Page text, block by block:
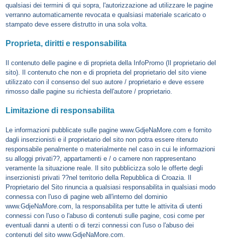
qualsiasi dei termini di qui sopra, l'autorizzazione ad utilizzare le pagine
verranno automaticamente revocata e qualsiasi materiale scaricato o
stampato deve essere distrutto in una sola volta.
Proprieta, diritti e responsabilita
Il contenuto delle pagine e di proprieta della InfoPromo (Il proprietario del
sito). Il contenuto che non e di proprieta del proprietario del sito viene
utilizzato con il consenso del suo autore / proprietario e deve essere
rimosso dalle pagine su richiesta dell'autore / proprietario.
Limitazione di responsabilita
Le informazioni pubblicate sulle pagine www.GdjeNaMore.com e fornito
dagli inserzionisti e il proprietario del sito non potra essere ritenuto
responsabile penalmente o materialmente nel caso in cui le informazioni
su alloggi privati??, appartamenti e / o camere non rappresentano
veramente la situazione reale. Il sito pubblicizza solo le offerte degli
inserzionisti privati ??nel territorio della Repubblica di Croazia. Il
Proprietario del Sito rinuncia a qualsiasi responsabilita in qualsiasi modo
connessa con l'uso di pagine web all'interno del dominio
www.GdjeNaMore.com, la responsabilita per tutte le attivita di utenti
connessi con l'uso o l'abuso di contenuti sulle pagine, cosi come per
eventuali danni a utenti o di terzi connessi con l'uso o l'abuso dei
contenuti del sito www.GdjeNaMore.com.